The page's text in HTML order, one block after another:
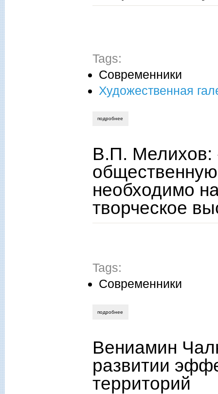
Tags:
Современники
Художественная
подробнее
В.П. Мелихов:
необходимо
творческое
Tags:
Современники
подробнее
Вениамин
развитии
территорий